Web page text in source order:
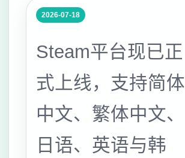
2026-07-18
Steam平台现已正
式上线，支持简体
中文、繁体中文、
日语、英语与韩